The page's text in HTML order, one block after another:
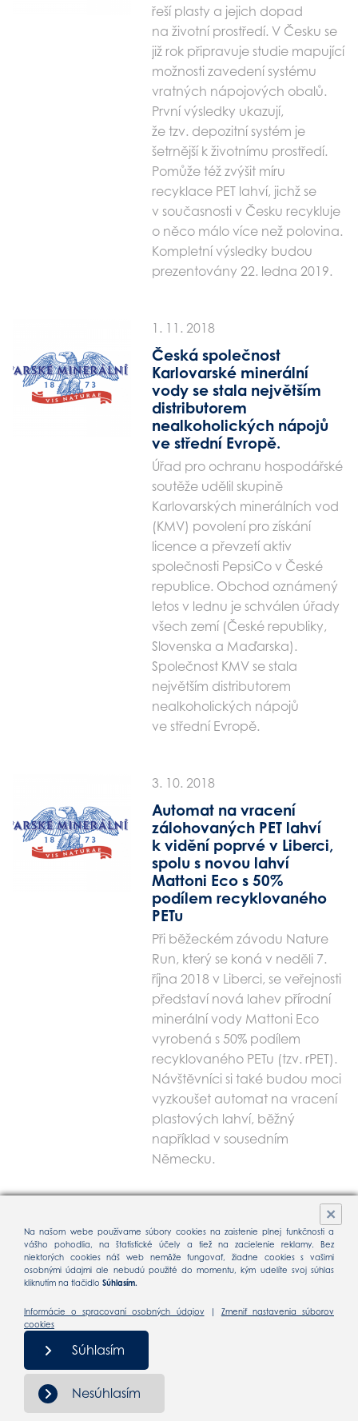
řeší plasty a jejich dopad
na životní prostředí. V Česku se
již rok připravuje studie mapující
možnosti zavedení systému
vratných nápojových obalů.
První výsledky ukazují,
že tzv. depozitní systém je
šetrnější k životnímu prostředí.
Pomůže též zvýšit míru
recyklace PET lahví, jichž se
v současnosti v Česku recykluje
o něco málo více než polovina.
Kompletní výsledky budou
prezentovány 22. ledna 2019.
1. 11. 2018
Česká společnost
Karlovarské minerální
vody se stala největším
distributorem
nealkoholických nápojů
ve střední Evropě.
Úřad pro ochranu hospodářské
soutěže udělil skupině
Karlovarských minerálních vod
(KMV) povolení pro získání
licence a převzetí aktiv
společnosti PepsiCo v České
republice. Obchod oznámený
letos v lednu je schválen úřady
všech zemí (České republiky,
Slovenska a Maďarska).
Společnost KMV se stala
největším distributorem
nealkoholických nápojů
ve střední Evropě.
3. 10. 2018
Automat na vracení
zálohovaných PET lahví
k vidění poprvé v Liberci,
spolu s novou lahví
Mattoni Eco s 50%
podílem recyklovaného
PETu
Při běžeckém závodu Nature
Run, který se koná v neděli 7.
října 2018 v Liberci, se veřejnosti
představí nová lahev přírodní
minerální vody Mattoni Eco
vyrobená s 50% podílem
recyklovaného PETu (tzv. rPET).
Návštěvníci si také budou moci
vyzkoušet automat na vracení
plastových lahví, běžný
například v sousedním
Německu.
Dobrovolníci zjistí
pro projekt ZÁLOHUJME,
kolik PET lahví se povaluje
Karlovarské minerální vody
„Ukliďme svět, ukliďme Česko“
×
Na našom webe používame súbory cookies na zaistenie plnej funkčnosti a
vášho pohodlia, na štatistické účely a tiež na zacielenie reklamy. Bez
niektorých cookies náš web nemôže fungovať, žiadne cookies s vašimi
osobnými údajmi ale nebudú použité do momentu, kým udelíte svoj súhlas
kliknutím na tlačidlo Súhlasím.
Informácie o spracovaní osobných údajov | Zmeniť nastavenia súborov
cookies
Súhlasím
Nesúhlasím